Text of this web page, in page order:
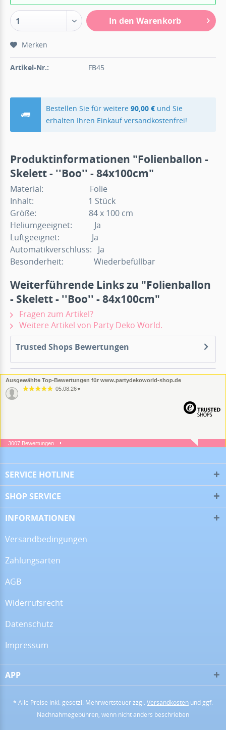
1 In den Warenkorb
Merken
Artikel-Nr.: FB45
Bestellen Sie für weitere90,00 € und Sie
erhalten Ihren Einkauf versandkostenfrei!
Produktinformationen "Folienballon -
Skelett - ''Boo'' - 84x100cm"
Material: Folie
Inhalt: 1 Stück
Größe: 84 x 100 cm
Heliumgeeignet: Ja
Luftgeeignet: Ja
Automatikverschluss: Ja
Besonderheit: Wiederbefüllbar
Weiterführende Links zu "Folienballon
- Skelett - ''Boo'' - 84x100cm"
Fragen zum Artikel?
Weitere Artikel von Party Deko World.
Trusted Shops Bewertungen
Ausgewählte Top-Bewertungen für www.partydekoworld-shop.de
05.08.26 ▼
05.08.26▼
13.07.26
3007 Bewertungen
SERVICE HOTLINE
SHOP SERVICE
INFORMATIONEN
Versandbedingungen
Zahlungsarten
AGB
Widerrufsrecht
Datenschutz
Impressum
APP
* Alle Preise inkl. gesetzl. Mehrwertsteuer zzgl. Versandkosten und ggf.
Nachnahmegebühren, wenn nicht anders beschrieben